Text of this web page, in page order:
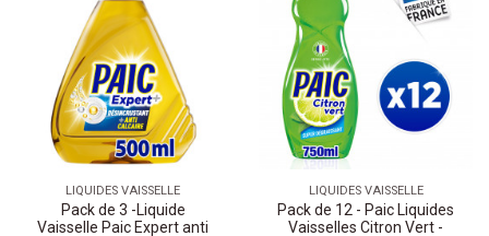
LIQUIDES VAISSELLE
Pack de 3 -Liquide
Vaisselle Paic Expert anti
LIQUIDES VAISSELLE
Pack de 12 - Paic Liquides
Vaisselles Citron Vert -